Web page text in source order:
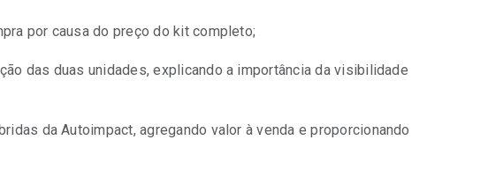
por causa do preço do kit completo;
das duas unidades, explicando a importância da visibilidade
da Autoimpact, agregando valor à venda e proporcionando